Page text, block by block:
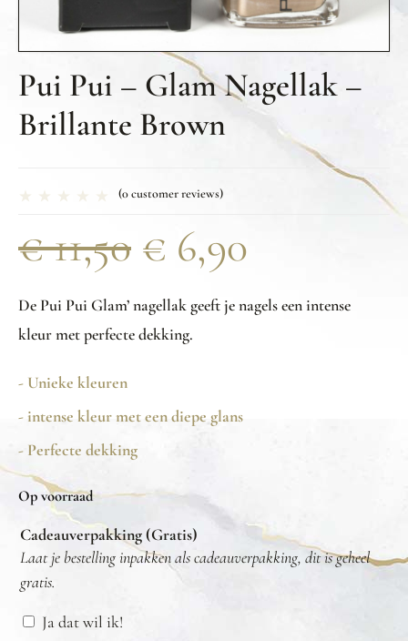
Pui Pui – Glam Nagellak –
Brillante Brown
(0customer reviews)
€11,50 € 6,90
De Pui Pui Glam’ nagellak geeft je nagels een intense
kleur met perfecte dekking.
- Unieke kleuren
- intense kleur met een diepe glans
- Perfecte dekking
Op voorraad
Cadeauverpakking (Gratis)
Laat je bestelling inpakken als cadeauverpakking, dit is geheel
gratis.
Ja dat wil ik!